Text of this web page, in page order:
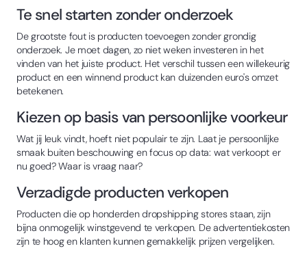
Te snel starten zonder onderzoek
De grootste fout is producten toevoegen zonder grondig
onderzoek. Je moet dagen, zo niet weken investeren in het
vinden van het juiste product. Het verschil tussen een willekeurig
product en een winnend product kan duizenden euro's omzet
betekenen.
Kiezen op basis van persoonlijke voorkeur
Wat jij leuk vindt, hoeft niet populair te zijn. Laat je persoonlijke
smaak buiten beschouwing en focus op data: wat verkoopt er
nu goed? Waar is vraag naar?
Verzadigde producten verkopen
Producten die op honderden dropshipping stores staan, zijn
bijna onmogelijk winstgevend te verkopen. De advertentiekosten
zijn te hoog en klanten kunnen gemakkelijk prijzen vergelijken.